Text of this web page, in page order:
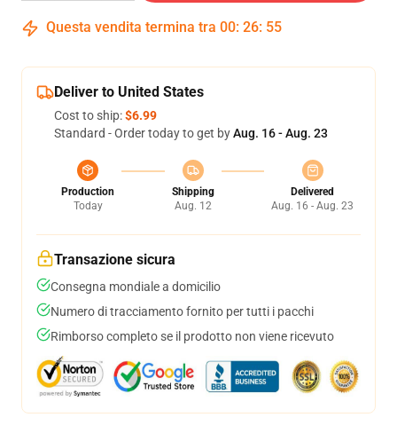
Questa vendita termina tra 00: 26: 54
Deliver to United States
Cost to ship:$6.99
Standard - Order today to get byAug. 16 - Aug. 23
Production
Today
Shipping
Aug. 12
Delivered
Aug. 16 - Aug. 23
Transazione sicura
Consegna mondiale a domicilio
Numero di tracciamento fornito per tutti i pacchi
Rimborso completo se il prodotto non viene ricevuto